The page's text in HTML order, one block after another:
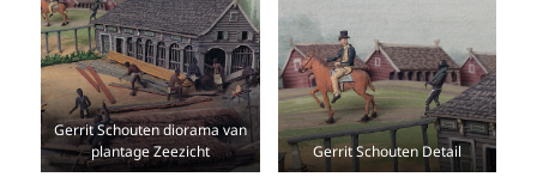
Gerrit Schouten diorama van
plantage Zeezicht
Gerrit Schouten Detail